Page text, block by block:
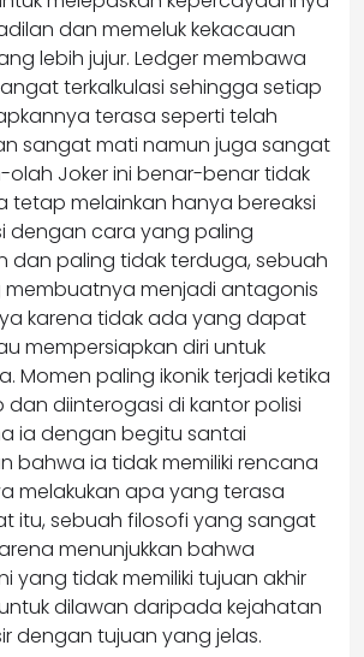
dan memeluk kekacauan
lebih jujur. Ledger membawa
terkalkulasi sehingga setiap
terasa seperti telah
sangat mati namun juga sangat
Joker ini benar-benar tidak
tetap melainkan hanya bereaksi
dengan cara yang paling
dan paling tidak terduga, sebuah
membuatnya menjadi antagonis
karena tidak ada yang dapat
mempersiapkan diri untuk
Momen paling ikonik terjadi ketika
dan diinterogasi di kantor polisi
ia dengan begitu santai
bahwa ia tidak memiliki rencana
melakukan apa yang terasa
itu, sebuah filosofi yang sangat
menunjukkan bahwa
yang tidak memiliki tujuan akhir
dilawan daripada kejahatan
dengan tujuan yang jelas.